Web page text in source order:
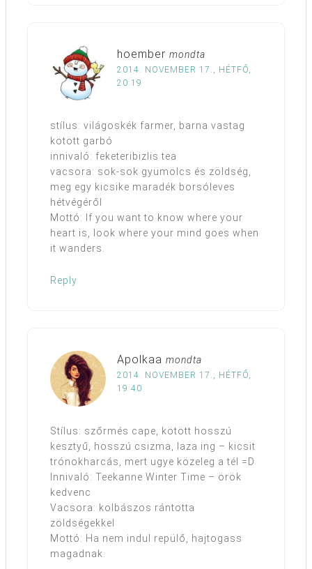
hoember mondta
2014. NOVEMBER 17., HÉTFŐ,
20:19
stílus: világoskék farmer, barna vastag
kötött garbó
innivaló: feketeribizlis tea
vacsora: sok-sok gyümölcs és zöldség,
meg egy kicsike maradék borsóleves
hétvégéről
Mottó: If you want to know where your
heart is, look where your mind goes when
it wanders.
Reply
Apolkaa mondta
2014. NOVEMBER 17., HÉTFŐ,
19:40
Stílus: szőrmés cape, kötött hosszú
kesztyű, hosszú csizma, laza ing – kicsit
trónokharcás, mert ugye közeleg a tél =D
Innivaló: Teekanne Winter Time – örök
kedvenc
Vacsora: kolbászos rántotta
zöldségekkel
Mottó: Ha nem indul repülő, hajtogass
magadnak.